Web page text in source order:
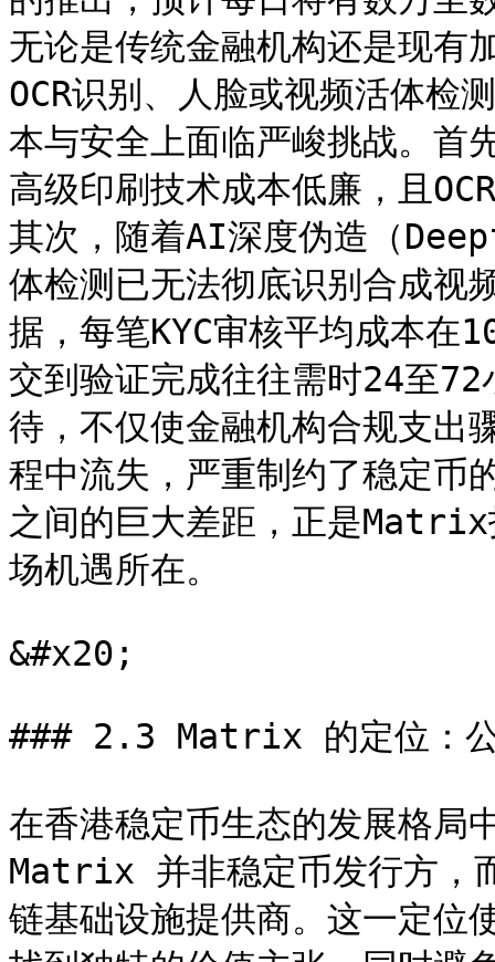
无论是传统金融机构还是现有
OCR识别、人脸或视频活体检
本与安全上面临严峻挑战。首
高级印刷技术成本低廉，且
其次，随着AI深度伪造（
体检测已无法彻底识别合成视
据，每笔KYC审核平均成本在
交到验证完成往往需时24至
待，不仅使金融机构合规支出
程中流失，严重制约了稳定币
之间的巨大差距，正是Matrix
场机遇所在。
&#x20;
### 2.3 Matrix 的定位：公
在香港稳定币生态的发展格
Matrix 并非稳定币发行方，
链基础设施提供商。这一定